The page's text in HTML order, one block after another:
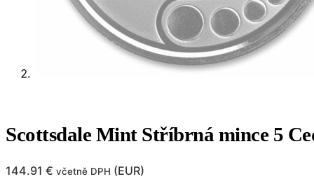
Scottsdale Mint Stříbrná mince 5
144.91 € včetně DPH (EUR)